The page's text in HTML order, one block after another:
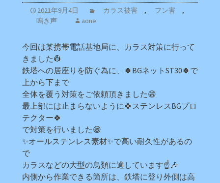
2021年9月4日 カラス被害 , フン害 ,
鳴き声
aone
今回は某携帯電話基地局に、カラス対策に行って
きました👷
鉄塔への居座りを防ぐ為に、🍀BGネットST30🍀で
上から下まで
全体を覆う対策をご依頼頂きました😁
最上部には止まらないように🍀ステンレスBGプロ
テクター🍀
で対策を行いました😁
✨オールステンレス素材✨で高い耐久性があるの
で
カラスなどの大型の鳥類に適しています☝🎶
内側から作業できる箇所は、鉄塔に登り外側は高